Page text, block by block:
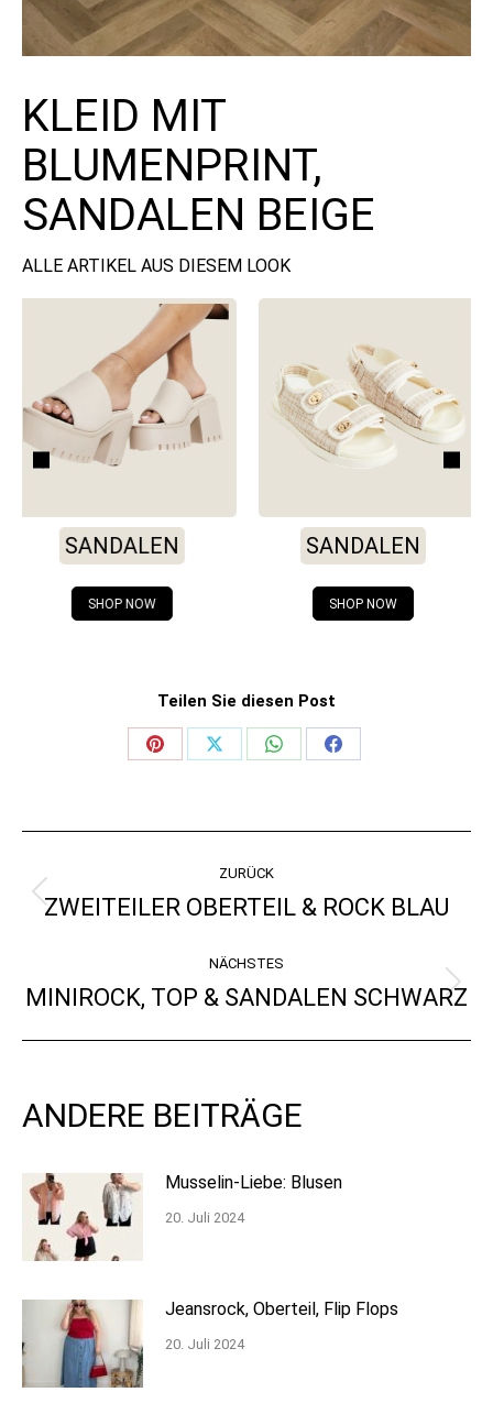
KLEID MIT
BLUMENPRINT,
SANDALEN BEIGE
ALLE ARTIKEL AUS DIESEM LOOK
SANDALEN
Teilen Sie diesen Post
Share
Share
Share
Share
ZURÜCK
Vorheriger
ZWEITEILER OBERTEIL & ROCK BLAU
NÄCHSTES
Nächster
MINIROCK, TOP & SANDALEN SCHWARZ
ANDERE BEITRÄGE
Musselin-Liebe: Blusen
20. Juli 2024
Jeansrock, Oberteil, Flip Flops
20. Juli 2024